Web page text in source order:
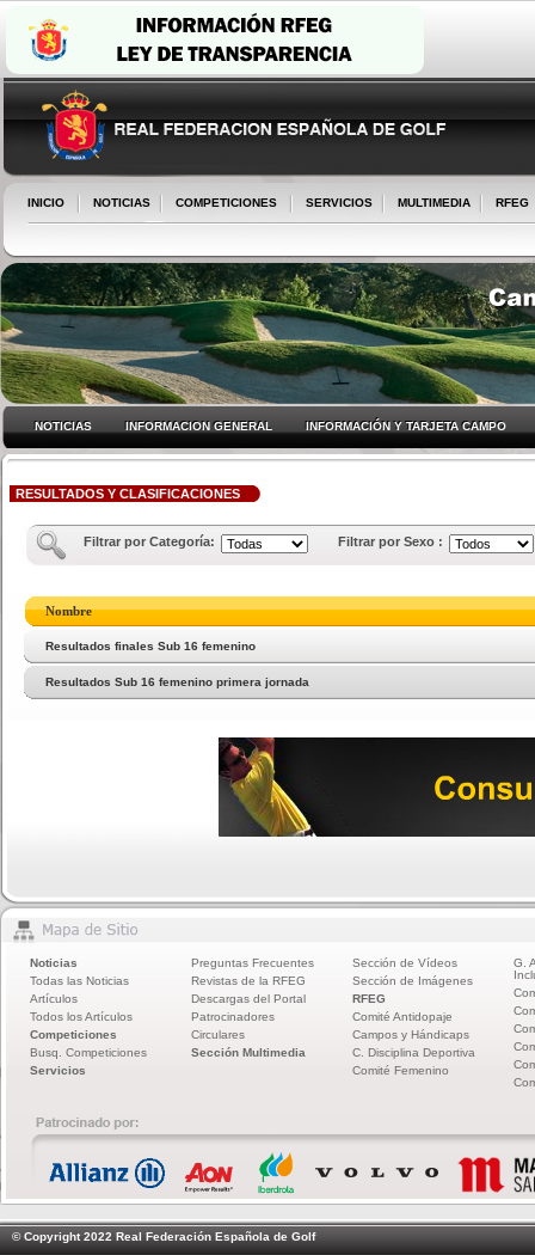
INICIO NOTICIAS COMPETICIONES SERVICIOS MULTIMEDIA RFEG
NOTICIAS INFORMACION GENERAL INFORMACIÓN Y TARJETA CAMPO
RESULTADOS Y CLASIFICACIONES
Filtrar por Categoría: Filtrar por Sexo :
Nombre
Resultados finales Sub 16 femenino
Resultados Sub 16 femenino primera jornada
Noticias
Todas las Noticias
Artículos
Todos los Artículos
Competiciones
Busq. Competiciones
Servicios
Preguntas Frecuentes
Revistas de la RFEG
Descargas del Portal
Patrocinadores
Circulares
Sección Multimedia
Sección de Vídeos
Sección de Imágenes
RFEG
Comité Antidopaje
Campos y Hándicaps
C. Disciplina Deportiva
Comité Femenino
G.
© Copyright 2022 Real Federación Española de Golf